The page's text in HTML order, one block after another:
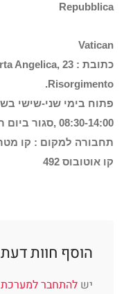
Repubblica
Vatican
Risorgimento.
08:30-14:00 ,סגור ביום ראשון .
קו אוטובוס 492
הוסף חוות דעת
יש להתחבר למערכת